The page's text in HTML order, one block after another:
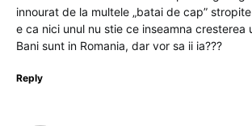
innourat de la multele „batai de cap”
e ca nici unul nu stie ce inseamna cresterea
Bani sunt in Romania, dar vor sa ii ia???
Reply